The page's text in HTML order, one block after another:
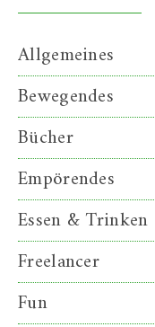
Allgemeines
Bewegendes
Bücher
Empörendes
Essen & Trinken
Freelancer
Fun